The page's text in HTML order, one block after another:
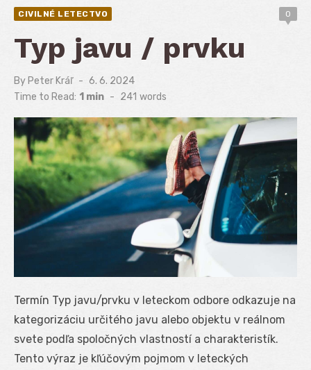
CIVILNÉ LETECTVO 0
Typ javu / prvku
By Peter Kráľ
Posted
on
6. 6. 2024
Time to Read: 1 min - 241 words
Termín Typ javu/prvku v leteckom odbore odkazuje na
kategorizáciu určitého javu alebo objektu v reálnom
svete podľa spoločných vlastností a charakteristík.
Tento výraz je kľúčovým pojmom v leteckých